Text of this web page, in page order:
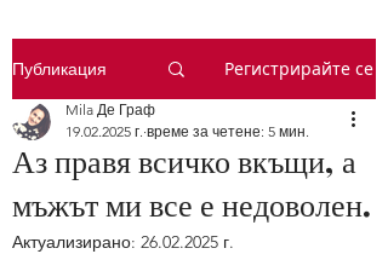
Публикация Регистрирайте се
Аз правя всичко вкъщи, а
мъжът ми все е недоволен.
Mila Де Граф
19.02.2025 г. време за четене: 5 мин.
Актуализирано: 26.02.2025 г.